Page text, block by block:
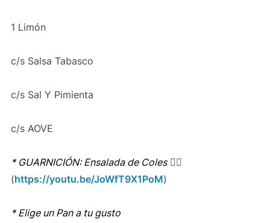
1 Limón
c/s Salsa Tabasco
c/s Sal Y Pimienta
c/s AOVE
* GUARNICIÓN: Ensalada de Coles👉🏻
(https://youtu.be/JoWfT9X1PoM)
* Elige un Pan a tu gusto